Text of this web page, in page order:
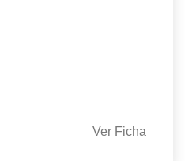
Ver Ficha